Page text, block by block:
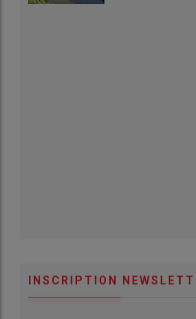
INSCRIPTION